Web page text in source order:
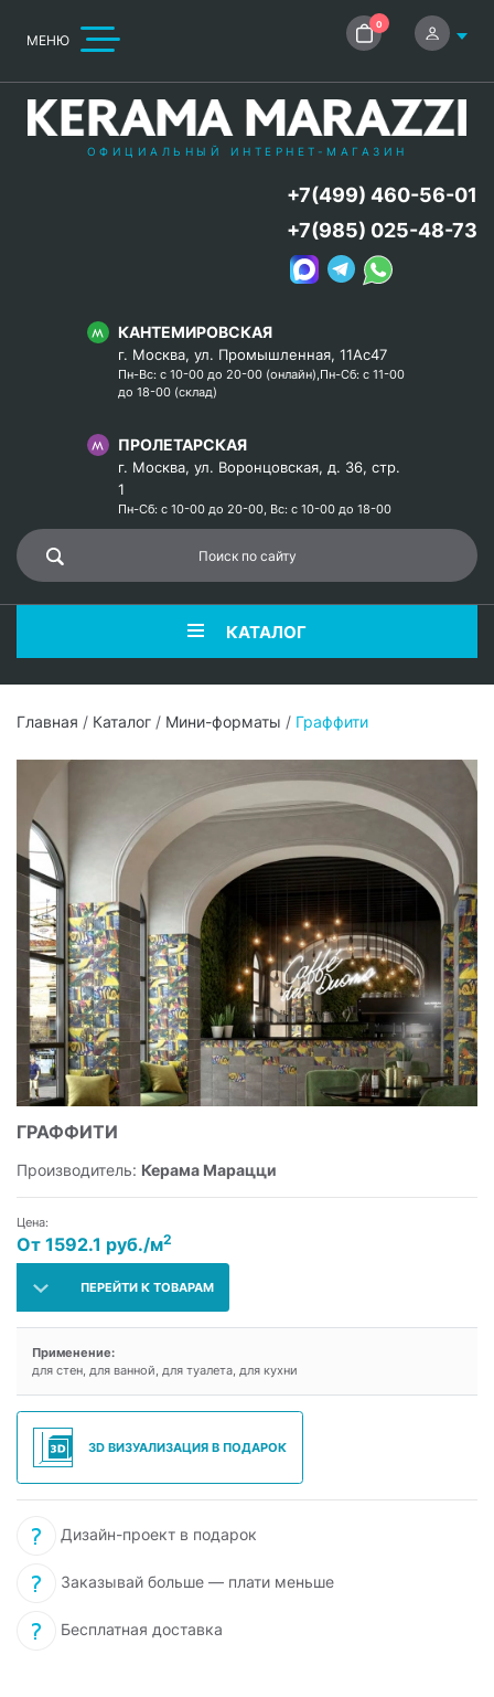
МЕНЮ
0
ОФИЦИАЛЬНЫЙ ИНТЕРНЕТ-МАГАЗИН
КАНТЕМИРОВСКАЯ
г. Москва, ул. Промышленная, 11Ас47
Пн-Вс: с 10-00 до 20-00 (онлайн),Пн-Сб: с 11-00
до 18-00 (склад)
ПРОЛЕТАРСКАЯ
г. Москва, ул. Воронцовская, д. 36, стр.
1
Пн-Сб: с 10-00 до 20-00, Вс: с 10-00 до 18-00
+7(499) 460-56-01
+7(985) 025-48-73
КАТАЛОГ
Главная / Каталог / Мини-форматы / Граффити
ГРАФФИТИ
Производитель: Керама Марацци
Цена:
От 1592.1 руб./м2
ПЕРЕЙТИ К ТОВАРАМ
Применение:
для стен, для ванной, для туалета, для кухни
3D ВИЗУАЛИЗАЦИЯ В ПОДАРОК
Дизайн-проект в подарок
Заказывай больше — плати меньше
Бесплатная доставка